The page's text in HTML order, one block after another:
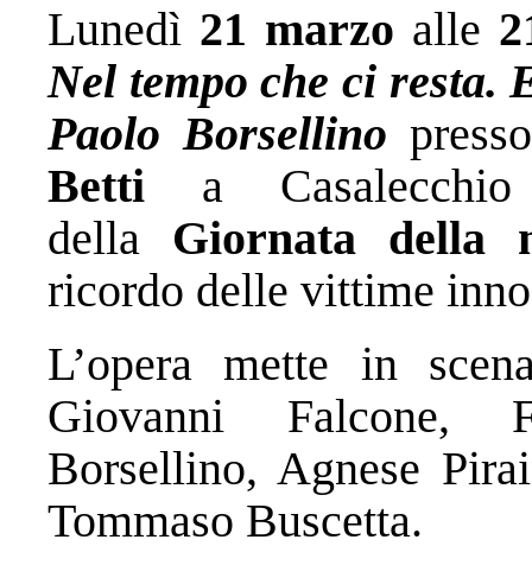
Lunedì 21 marzo alle
Nel tempo che ci resta.
Paolo Borsellino
Betti a
della Giornata della
ricordo delle vittime
L’opera mette in
Giovanni Falcone,
Borsellino, Agnese
Tommaso Buscetta.